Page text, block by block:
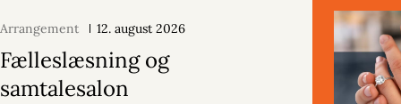
Arrangement 12. august 2026
Fælleslæsning og
samtalesalon